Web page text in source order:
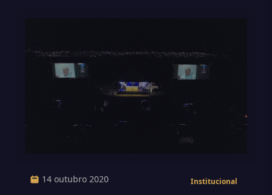
14 outubro 2020 Institucional